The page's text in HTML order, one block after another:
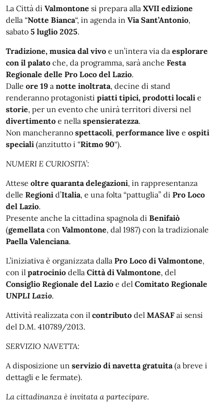
La Città di Valmontone si prepara alla XVII edizione
della “Notte Bianca“, in agenda in Via Sant’Antonio,
sabato 5 luglio 2025.
Tradizione, musica dal vivo e un’intera via da esplorare
con il palato che, da programma, sarà anche Festa
Regionale delle Pro Loco del Lazio.
Dalle ore 19 a notte inoltrata, decine di stand
renderanno protagonisti piatti tipici, prodotti locali e
storie, per un evento che unirà territori diversi nel
divertimento e nella spensieratezza.
Non mancheranno spettacoli, performance live e ospiti
speciali (anzitutto i “Ritmo 90“).
NUMERI E CURIOSITA’:
Attese oltre quaranta delegazioni, in rappresentanza
delle Regioni d’Italia, e una folta “pattuglia” di Pro Loco
del Lazio.
Presente anche la cittadina spagnola di Benifaiò
(gemellata con Valmontone, dal 1987) con la tradizionale
Paella Valenciana.
L’iniziativa è organizzata dalla Pro Loco di Valmontone,
con il patrocinio della Città di Valmontone, del
Consiglio Regionale del Lazio e del Comitato Regionale
UNPLI Lazio.
Attività realizzata con il contributo del MASAF ai sensi
del D.M. 410789/2013.
SERVIZIO NAVETTA:
A disposizione un servizio di navetta gratuita (a breve i
dettagli e le fermate).
La cittadinanza è invitata a partecipare.